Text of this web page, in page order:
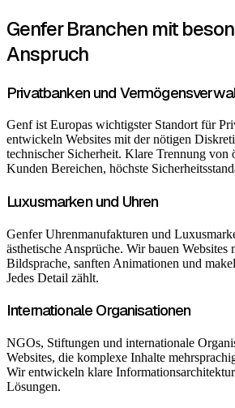
Genfer Branchen mit
Anspruch
Privatbanken und
Genf ist Europas wichtigster Standort für
entwickeln Websites mit der nötigen
technischer Sicherheit. Klare Trennung von
Kunden Bereichen, höchste
Luxusmarken und Uhren
Genfer Uhrenmanufakturen und
ästhetische Ansprüche. Wir bauen Websites
Bildsprache, sanften Animationen und
Jedes Detail zählt.
Internationale Organisationen
NGOs, Stiftungen und internationale
Websites, die komplexe Inhalte
Wir entwickeln klare
Lösungen.